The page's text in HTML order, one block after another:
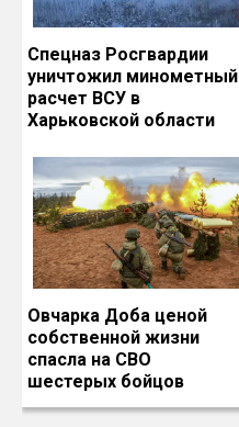
Спецназ Росгвардии
уничтожил минометный
расчет ВСУ в
Харьковской области
Овчарка Доба ценой
собственной жизни
спасла на СВО
шестерых бойцов